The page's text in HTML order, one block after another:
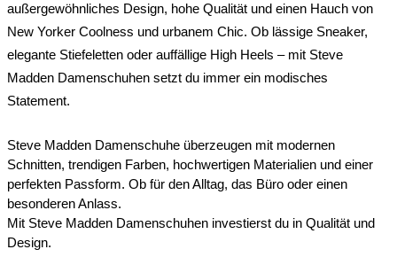
außergewöhnliches Design, hohe Qualität und einen Hauch von
New Yorker Coolness und urbanem Chic. Ob lässige Sneaker,
elegante Stiefeletten oder auffällige High Heels – mit Steve
Madden Damenschuhen setzt du immer ein modisches
Statement.
Steve Madden Damenschuhe überzeugen mit modernen
Schnitten, trendigen Farben, hochwertigen Materialien und einer
perfekten Passform. Ob für den Alltag, das Büro oder einen
besonderen Anlass.
Mit Steve Madden Damenschuhen investierst du in Qualität und
Design.